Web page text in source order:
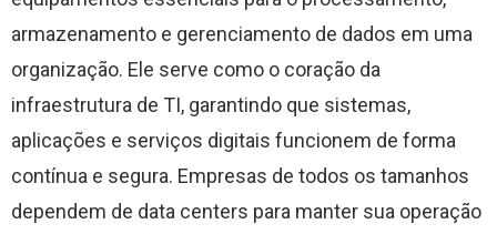
armazenamento e gerenciamento de dados em uma
organização. Ele serve como o coração da
infraestrutura de TI, garantindo que sistemas,
aplicações e serviços digitais funcionem de forma
contínua e segura. Empresas de todos os tamanhos
dependem de data centers para manter sua operação